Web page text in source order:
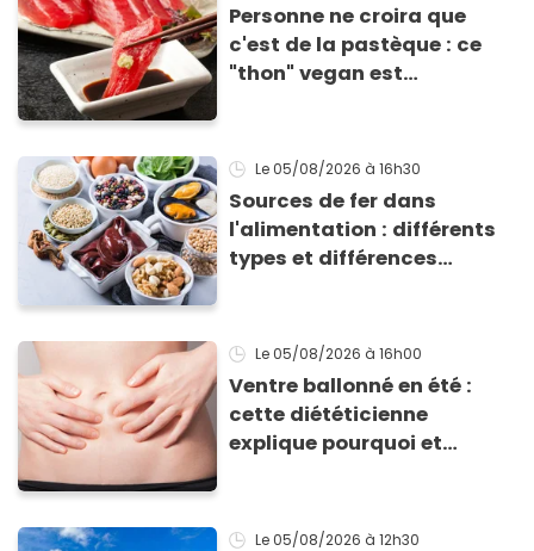
Personne ne croira que
c'est de la pastèque : ce
"thon" vegan est
Le 05/08/2026 à 16h30
Sources de fer dans
l'alimentation : différents
types et différences
Le 05/08/2026 à 16h00
Ventre ballonné en été :
cette diététicienne
explique pourquoi et
Le 05/08/2026 à 12h30